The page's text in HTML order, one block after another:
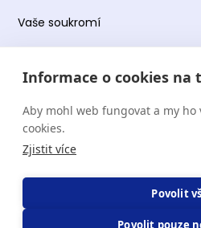
Informace o cookies na
Aby mohl web fungovat a my ho
cookies.
Zjistit více
Povolit
Povolit pouze
Vaše soukromí
Obchodní podmínky
Podmínky používání platformy
Copyright Terapie CZ s.r.o.